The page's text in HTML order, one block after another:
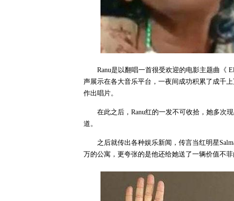
Ranu是以翻唱一首很受欢迎的电影主题曲《
声展示在各大音乐平台，一夜间成功积累了成千
作出唱片。
在此之后，Ranu红的一发不可收拾，她多次
道。
之后就传出各种娱乐新闻，传言当红明星
万的公寓，更夸张的是他还给她送了一辆价值不菲